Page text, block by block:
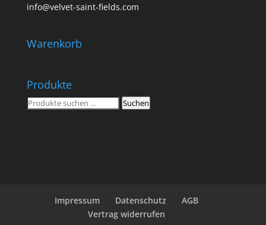
info@velvet-saint-fields.com
Warenkorb
Produkte
Suchen
Suchen
Impressum Datenschutz
AGB
Vertrag widerrufen